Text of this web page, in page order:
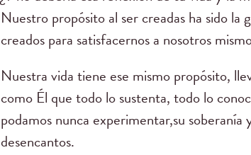
Nuestro propósito al ser creadas ha sido
creados para satisfacernos a nosotros
Nuestra vida tiene ese mismo propósito,
como Él que todo lo sustenta, todo lo
podamos nunca experimentar,su soberanía
desencantos.